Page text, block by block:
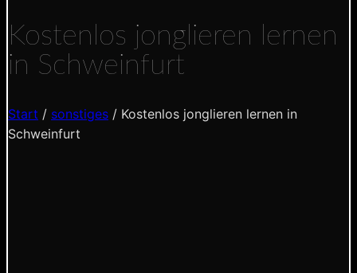
Kostenlos jonglieren lernen
in Schweinfurt
Start / sonstiges / Kostenlos jonglieren lernen in
Schweinfurt